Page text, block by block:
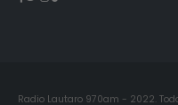
Radio Lautaro 970am - 2022.